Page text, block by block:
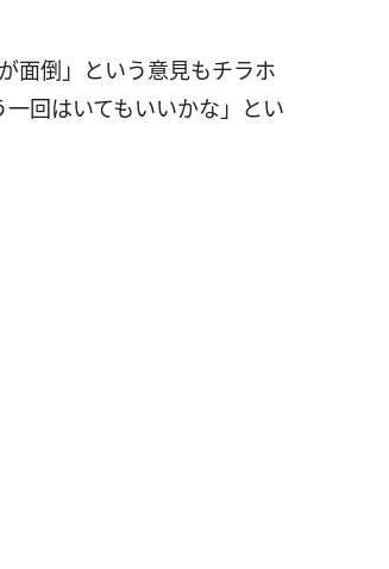
面倒」という意見もチラホ
回はいてもいいかな」とい